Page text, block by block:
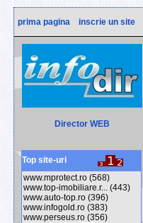
prima pagina inscrie un site
Director WEB
Top site-uri
www.mprotect.ro (568)
www.top-imobiliare.r... (443)
www.auto-top.ro (396)
www.infogold.ro (383)
www.perseus.ro (356)